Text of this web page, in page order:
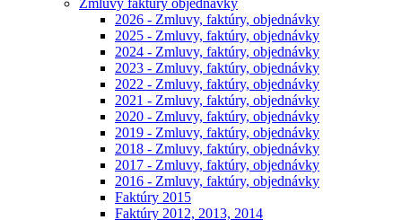
Zmluvy faktúry objednávky
2026 - Zmluvy, faktúry, objednávky
2025 - Zmluvy, faktúry, objednávky
2024 - Zmluvy, faktúry, objednávky
2023 - Zmluvy, faktúry, objednávky
2022 - Zmluvy, faktúry, objednávky
2021 - Zmluvy, faktúry, objednávky
2020 - Zmluvy, faktúry, objednávky
2019 - Zmluvy, faktúry, objednávky
2018 - Zmluvy, faktúry, objednávky
2017 - Zmluvy, faktúry, objednávky
2016 - Zmluvy, faktúry, objednávky
Faktúry 2015
Faktúry 2012, 2013, 2014